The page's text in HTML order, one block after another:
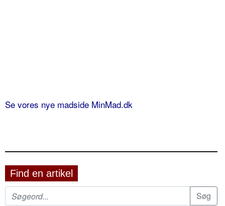
Se vores nye madside MinMad.dk
Find en artikel